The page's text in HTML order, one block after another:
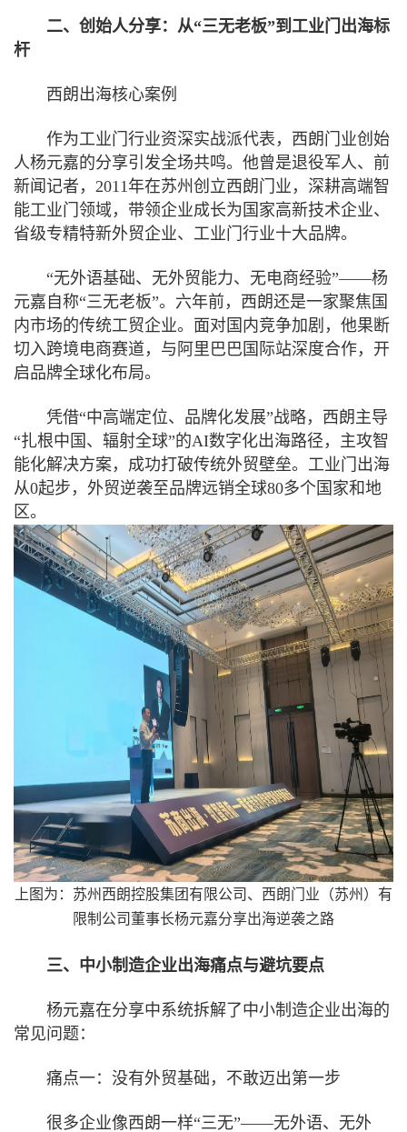
二、创始人分享：从“三无老板”到工业门出海标
杆
西朗出海核心案例
作为工业门行业资深实战派代表，西朗门业创始
人杨元嘉的分享引发全场共鸣。他曾是退役军人、前
新闻记者，2011年在苏州创立西朗门业，深耕高端智
能工业门领域，带领企业成长为国家高新技术企业、
省级专精特新外贸企业、工业门行业十大品牌。
“无外语基础、无外贸能力、无电商经验”——杨
元嘉自称“三无老板”。六年前，西朗还是一家聚焦国
内市场的传统工贸企业。面对国内竞争加剧，他果断
切入跨境电商赛道，与阿里巴巴国际站深度合作，开
启品牌全球化布局。
凭借“中高端定位、品牌化发展”战略，西朗主导
“扎根中国、辐射全球”的AI数字化出海路径，主攻智
能化解决方案，成功打破传统外贸壁垒。工业门出海
从0起步，外贸逆袭至品牌远销全球80多个国家和地
区。
上图为：苏州西朗控股集团有限公司、西朗门业（苏州）有
限制公司董事长杨元嘉分享出海逆袭之路
三、中小制造企业出海痛点与避坑要点
杨元嘉在分享中系统拆解了中小制造企业出海的
常见问题：
痛点一：没有外贸基础，不敢迈出第一步
很多企业像西朗一样“三无”——无外语、无外